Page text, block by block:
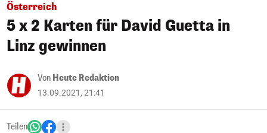
Österreich
5 x 2 Karten für David Guetta in
Linz gewinnen
Von Heute Redaktion
13.09.2021, 21:41
Teilen